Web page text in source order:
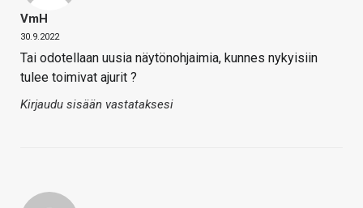
VmH
30.9.2022
Tai odotellaan uusia näytönohjaimia, kunnes nykyisiin
tulee toimivat ajurit ?
Kirjaudu sisään vastataksesi